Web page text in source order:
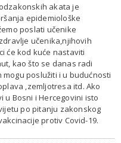
akata je
epidemiološke
poslati učenike
učenika,njihovih
će kod kuće nastaviti
kao što se danas radi
poslužiti i u budućnosti
,zemljotresa itd. Ako
u Bosni i Hercegovini isto
po pitanju zakonskog
protiv Covid-19.